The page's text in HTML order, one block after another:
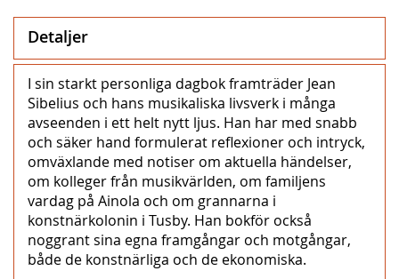
Detaljer
I sin starkt personliga dagbok framträder Jean
Sibelius och hans musikaliska livsverk i många
avseenden i ett helt nytt ljus. Han har med snabb
och säker hand formulerat reflexioner och intryck,
omväxlande med notiser om aktuella händelser,
om kolleger från musikvärlden, om familjens
vardag på Ainola och om grannarna i
konstnärkolonin i Tusby. Han bokför också
noggrant sina egna framgångar och motgångar,
både de konstnärliga och de ekonomiska.